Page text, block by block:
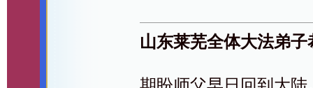
山东莱芜全体大法弟